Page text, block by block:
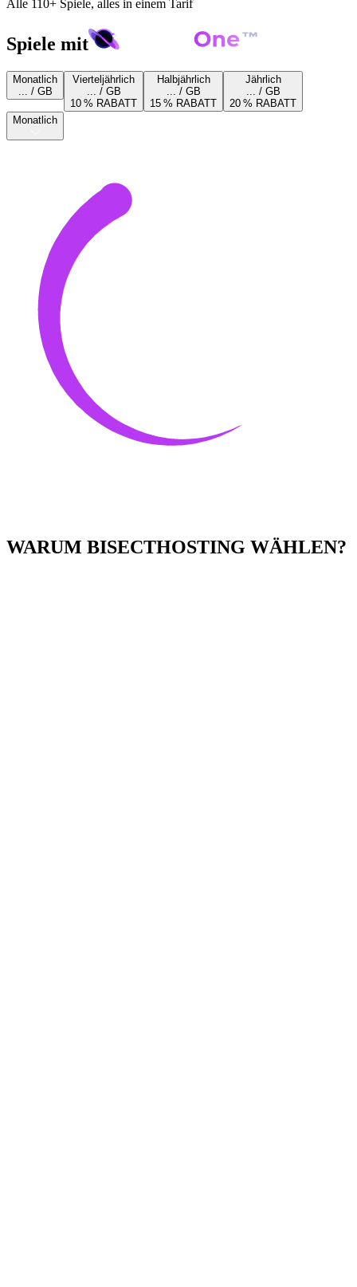
Alle 110+ Spiele, alles in einem Tarif
Spiele mit
Monatlich
... / GB
Vierteljährlich
... / GB
10 % RABATT
Halbjährlich
... / GB
15 % RABATT
Jährlich
... / GB
20 % RABATT
Monatlich
WARUM BISECTHOSTING WÄHLEN?